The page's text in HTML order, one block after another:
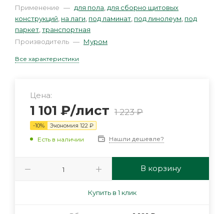
Применение — для пола для сборно щитовых
конструкций на лаги под ламинат под линолеум под
паркет транспортная
Производитель — Муром
Все характеристики
Цена:
1 101 ₽/лист 1 223₽
-10% Экономия 122 ₽
Есть в наличии Нашли дешевле?
В корзину
Купить в 1 клик